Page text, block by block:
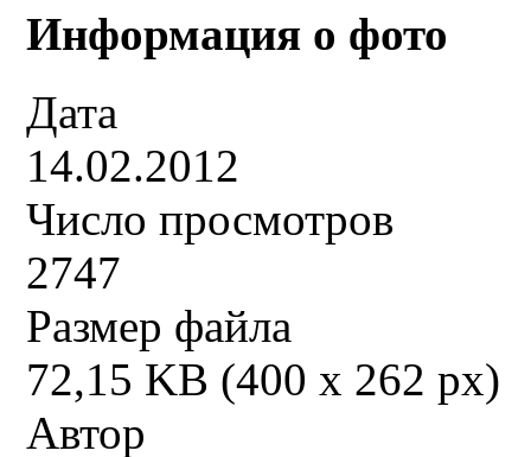
Информация о фото
Дата
14.02.2012
Число просмотров
2747
Размер файла
72,15 KB (400 x 262 px)
Автор